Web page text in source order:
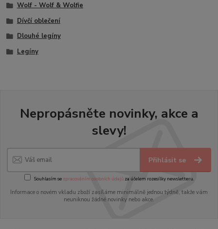
Wolf - Wolf & Wolfie
Dívčí oblečení
Dlouhé legíny
Legíny
Nepropásněte novinky, akce a
slevy!
Přihlásit se
Souhlasím se zpracováním osobních údajůza účelem rozesílky newsletteru.
Informace o novém vkladu zboží zasíláme minimálně jednou týdně, takže vám
neuniknou žádné novinky nebo akce.